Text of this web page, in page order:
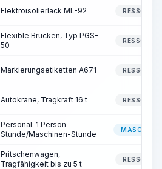
Elektroisolierlack ML-92
Flexible Brücken, Typ PGS-
50
Markierungsetiketten A671
Autokrane, Tragkraft 16 t
Personal: 1 Person-
Stunde/Maschinen-Stunde
Pritschenwagen,
Tragfähigkeit bis zu 5 t